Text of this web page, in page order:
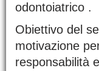
odontoiatrico .
Obiettivo del
motivazione
responsabilità